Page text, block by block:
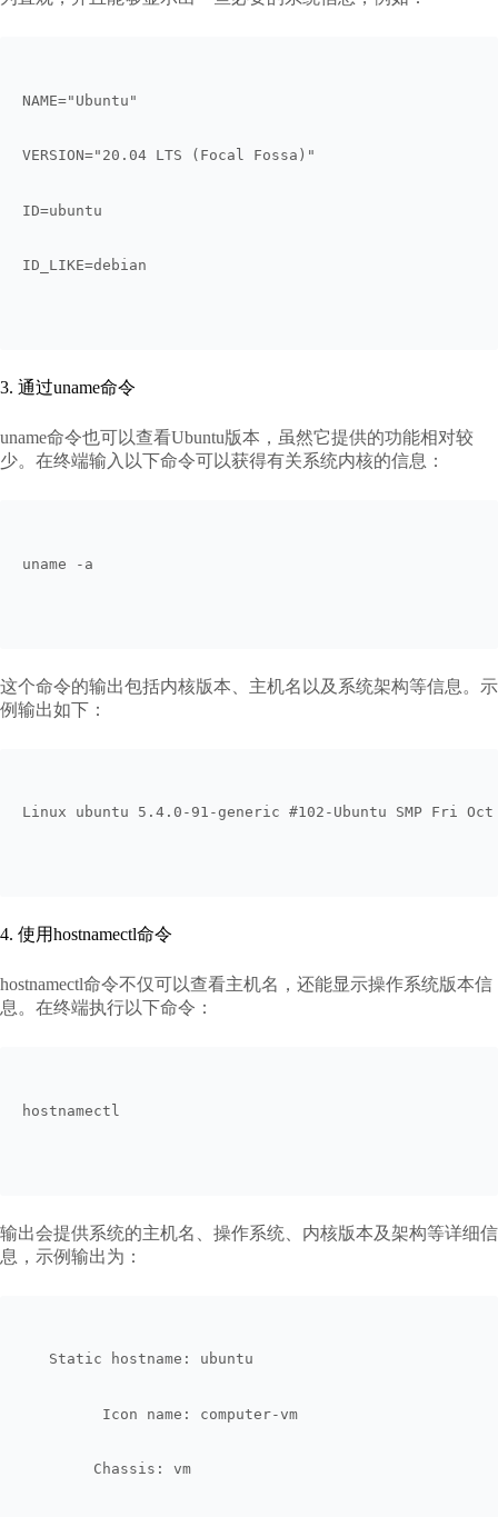
NAME="Ubuntu"
VERSION="20.04 LTS (Focal Fossa)"
ID=ubuntu
ID_LIKE=debian
3. 通过uname命令
uname命令也可以查看Ubuntu版本，虽然它提供的功能相对较
少。在终端输入以下命令可以获得有关系统内核的信息：
uname -a
这个命令的输出包括内核版本、主机名以及系统架构等信息。示
例输出如下：
Linux ubuntu 5.4.0-91-generic #102-Ubuntu SMP Fri Oct
4. 使用hostnamectl命令
hostnamectl命令不仅可以查看主机名，还能显示操作系统版本信
息。在终端执行以下命令：
hostnamectl
输出会提供系统的主机名、操作系统、内核版本及架构等详细信
息，示例输出为：
   Static hostname: ubuntu
         Icon name: computer-vm
        Chassis: vm